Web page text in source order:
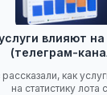
влияют
(телеграм-
как
на статистику лота